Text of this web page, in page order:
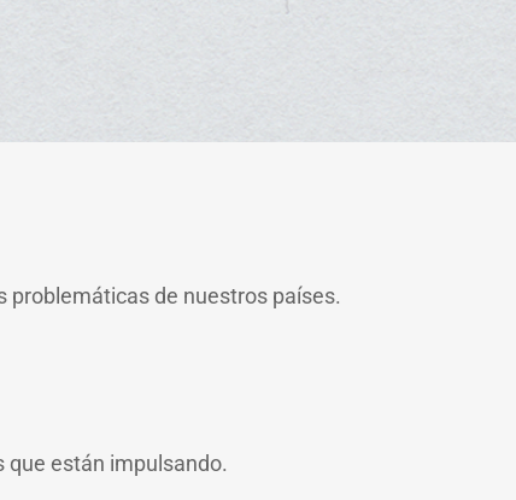
problemáticas de nuestros países.
que están impulsando.